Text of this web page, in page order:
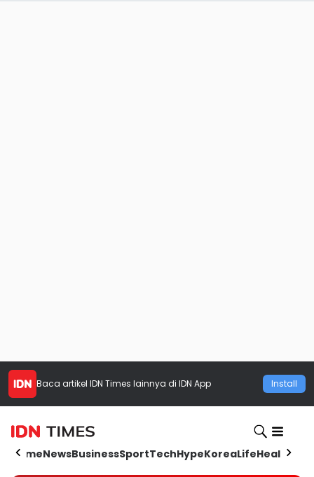
Baca artikel IDN Times lainnya di IDN App Install
HomeNewsBusinessSportTechHypeKoreaLifeHealth